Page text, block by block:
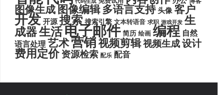
图像生成 图像编辑 多语言支持 头像 客户
开发 开源 搜索 搜索引擎 文本转语音 求职 游戏开发 生
成器生活电子邮件 简历 绘画 编程 自然
语言处理 艺术营销视频剪辑视频生成设计
费用定价 资源检索 配乐 配音